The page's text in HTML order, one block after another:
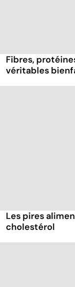
Fibres,
véritables
Les pires
cholestérol